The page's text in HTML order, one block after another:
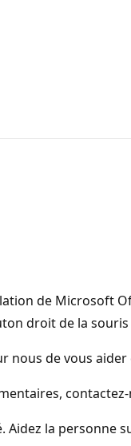
de Microsoft
droit de la
nous de vous
Aidez la personne